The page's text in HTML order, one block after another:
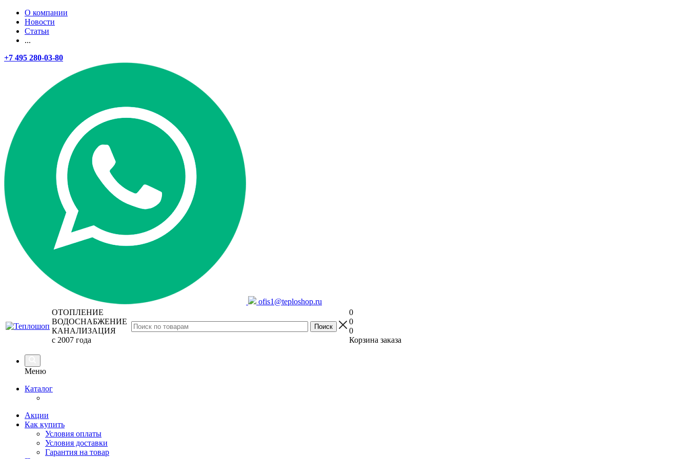
О компании
Новости
Статьи
...
+7 495 280-03-80
ofis1@teploshop.ru
ОТОПЛЕНИЕ
ВОДОСНАБЖЕНИЕ
КАНАЛИЗАЦИЯ
с 2007 года
0
0
0
Корзина заказа
Меню
Каталог
Акции
Как купить
Условия оплаты
Условия доставки
Гарантия на товар